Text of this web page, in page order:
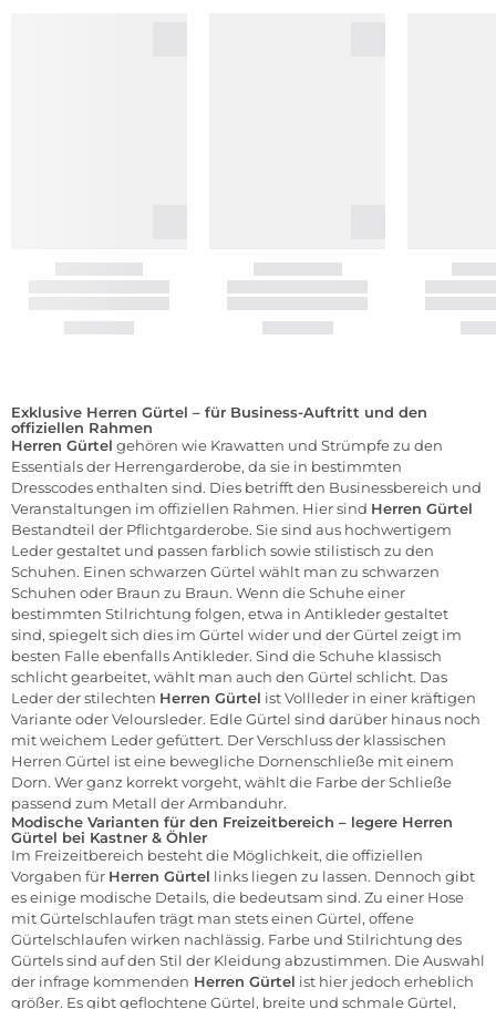
Exklusive Herren Gürtel – für Business-Auftritt und den
offiziellen Rahmen
Herren Gürtel gehören wie Krawatten und Strümpfe zu den
Essentials der Herrengarderobe, da sie in bestimmten
Dresscodes enthalten sind. Dies betrifft den Businessbereich und
Veranstaltungen im offiziellen Rahmen. Hier sind Herren Gürtel
Bestandteil der Pflichtgarderobe. Sie sind aus hochwertigem
Leder gestaltet und passen farblich sowie stilistisch zu den
Schuhen. Einen schwarzen Gürtel wählt man zu schwarzen
Schuhen oder Braun zu Braun. Wenn die Schuhe einer
bestimmten Stilrichtung folgen, etwa in Antikleder gestaltet
sind, spiegelt sich dies im Gürtel wider und der Gürtel zeigt im
besten Falle ebenfalls Antikleder. Sind die Schuhe klassisch
schlicht gearbeitet, wählt man auch den Gürtel schlicht. Das
Leder der stilechten Herren Gürtel ist Vollleder in einer kräftigen
Variante oder Veloursleder. Edle Gürtel sind darüber hinaus noch
mit weichem Leder gefüttert. Der Verschluss der klassischen
Herren Gürtel ist eine bewegliche Dornenschließe mit einem
Dorn. Wer ganz korrekt vorgeht, wählt die Farbe der Schließe
passend zum Metall der Armbanduhr.
Modische Varianten für den Freizeitbereich – legere Herren
Gürtel bei Kastner & Öhler
Im Freizeitbereich besteht die Möglichkeit, die offiziellen
Vorgaben für Herren Gürtel links liegen zu lassen. Dennoch gibt
es einige modische Details, die bedeutsam sind. Zu einer Hose
mit Gürtelschlaufen trägt man stets einen Gürtel, offene
Gürtelschlaufen wirken nachlässig. Farbe und Stilrichtung des
Gürtels sind auf den Stil der Kleidung abzustimmen. Die Auswahl
der infrage kommenden Herren Gürtel ist hier jedoch erheblich
größer. Es gibt geflochtene Gürtel, breite und schmale Gürtel,